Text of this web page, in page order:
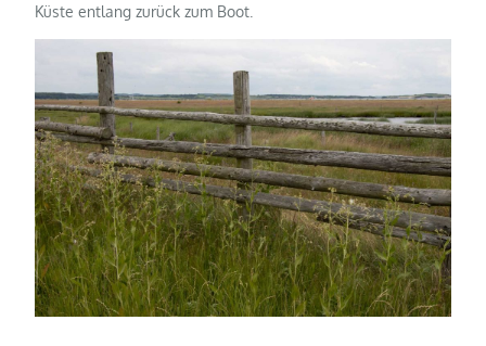
Küste entlang zurück zum Boot.